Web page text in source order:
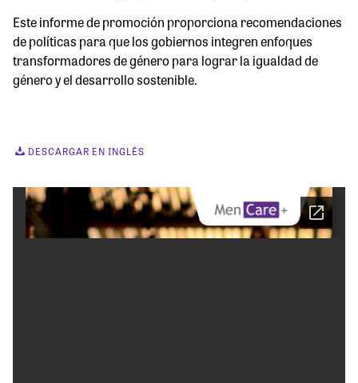
Este informe de promoción proporciona recomendaciones
de políticas para que los gobiernos integren enfoques
transformadores de género para lograr la igualdad de
género y el desarrollo sostenible.
DESCARGAR EN INGLÉS